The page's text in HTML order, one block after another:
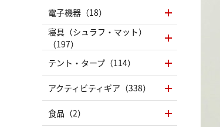
電子機器（18）
寝具（シュラフ・マット）
（197）
テント・タープ（114）
アクティビティギア（338）
食品（2）